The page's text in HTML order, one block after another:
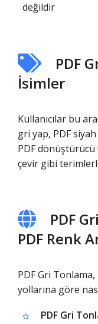
değildir
PDF
İsimler
Kullanıcılar bu
gri yap, PDF
PDF dönüştürücü
çevir gibi
PDF
PDF Renk
PDF Gri
yollarına göre
PDF Gri